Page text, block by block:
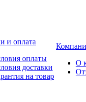
и оплата
оплаты
доставки
на товар
О